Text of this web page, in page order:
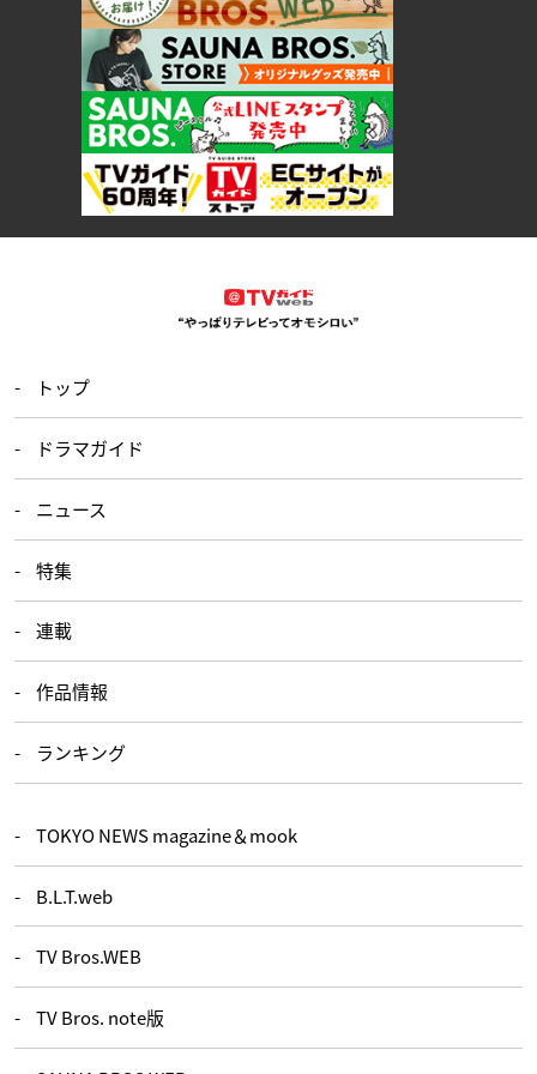
トップ
ドラマガイド
ニュース
特集
連載
作品情報
ランキング
TOKYO NEWS magazine＆mook
B.L.T.web
TV Bros.WEB
TV Bros. note版